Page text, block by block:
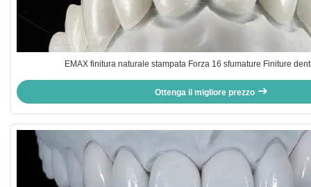
EMAX finitura naturale stampata Forza 16 sfumature Finiture
Ottenga il migliore prezzo